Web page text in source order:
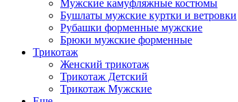
Мужские камуфляжные костюмы
Бушлаты мужские куртки и ветровки
Рубашки форменные мужские
Брюки мужские форменные
Трикотаж
Женский трикотаж
Трикотаж Детский
Трикотаж Мужские